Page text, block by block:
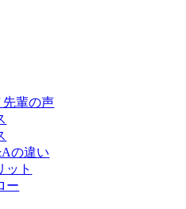
先輩の声
の違い
ット
ー